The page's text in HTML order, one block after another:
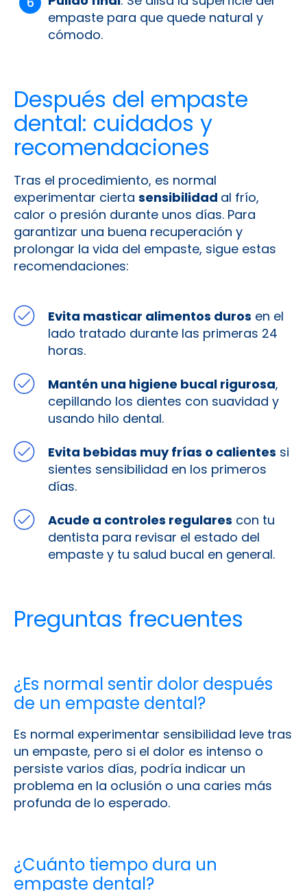
empaste para que quede natural y
cómodo.
Después del empaste
dental: cuidados y
recomendaciones
Tras el procedimiento, es normal
experimentar cierta sensibilidad al frío,
calor o presión durante unos días. Para
garantizar una buena recuperación y
prolongar la vida del empaste, sigue estas
recomendaciones:
Evita masticar alimentos duros en el
lado tratado durante las primeras 24
horas.
Mantén una higiene bucal rigurosa,
cepillando los dientes con suavidad y
usando hilo dental.
Evita bebidas muy frías o calientes si
sientes sensibilidad en los primeros
días.
Acude a controles regulares con tu
dentista para revisar el estado del
empaste y tu salud bucal en general.
Preguntas frecuentes
¿Es normal sentir dolor después
de un empaste dental?
Es normal experimentar sensibilidad leve tras
un empaste, pero si el dolor es intenso o
persiste varios días, podría indicar un
problema en la oclusión o una caries más
profunda de lo esperado.
¿Cuánto tiempo dura un
empaste dental?